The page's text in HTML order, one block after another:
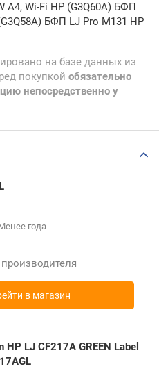
A4, Wi-Fi HP (G3Q60A) БФП
БФП LJ Pro M131 HP
на базе данных из
покупкой обязательно
непосредственно у
года
производителя
в магазин
LJ CF217A GREEN Label